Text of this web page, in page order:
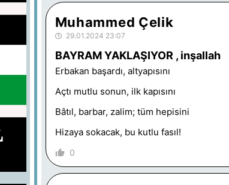
Muhammed Çelik
29.01.2024 23:07
BAYRAM YAKLAŞIYOR , inşallah
Erbakan başardı, altyapısını
Açtı mutlu sonun, ilk kapısını
Bâtıl, barbar, zalim; tüm hepisini
Hizaya sokacak, bu kutlu fasıl!
0